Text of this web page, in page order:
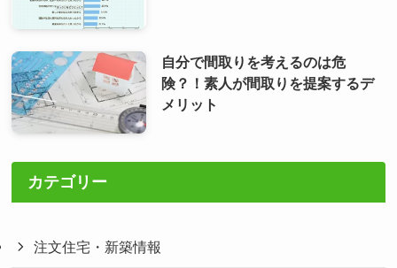
自分で間取りを考えるのは危
険？！素人が間取りを提案するデ
メリット
カテゴリー
注文住宅・新築情報